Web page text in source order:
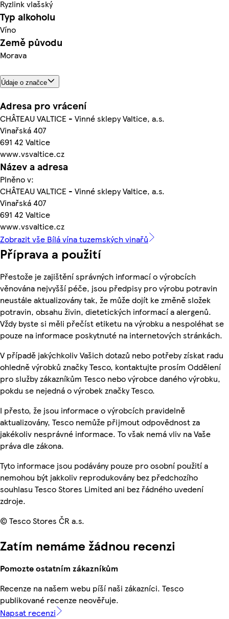
Ryzlink vlašský
Typ alkoholu
Víno
Země původu
Morava
Údaje o značce
Adresa pro vrácení
CHÂTEAU VALTICE - Vinné sklepy Valtice, a.s.
Vinařská 407
691 42 Valtice
www.vsvaltice.cz
Název a adresa
Plněno v:
CHÂTEAU VALTICE - Vinné sklepy Valtice, a.s.
Vinařská 407
691 42 Valtice
www.vsvaltice.cz
Zobrazit vše Bílá vína tuzemských vinařů
Příprava a použití
Přestože je zajištění správných informací o výrobcích
věnována nejvyšší péče, jsou předpisy pro výrobu potravin
neustále aktualizovány tak, že může dojít ke změně složek
potravin, obsahu živin, dietetických informací a alergenů.
Vždy byste si měli přečíst etiketu na výrobku a nespoléhat se
pouze na informace poskytnuté na internetových stránkách.
V případě jakýchkoliv Vašich dotazů nebo potřeby získat radu
ohledně výrobků značky Tesco, kontaktujte prosím Oddělení
pro služby zákazníkům Tesco nebo výrobce daného výrobku,
pokdu se nejedná o výrobek značky Tesco.
I přesto, že jsou informace o výrobcích pravidelně
aktualizovány, Tesco nemůže přijmout odpovědnost za
jakékoliv nesprávné informace. To však nemá vliv na Vaše
práva dle zákona.
Tyto informace jsou podávány pouze pro osobní použití a
nemohou být jakkoliv reprodukovány bez předchozího
souhlasu Tesco Stores Limited ani bez řádného uvedení
zdroje.
© Tesco Stores ČR a.s.
Zatím nemáme žádnou recenzi
Pomozte ostatním zákazníkům
Recenze na našem webu píší naši zákazníci. Tesco
publikované recenze neověřuje.
Napsat recenzi